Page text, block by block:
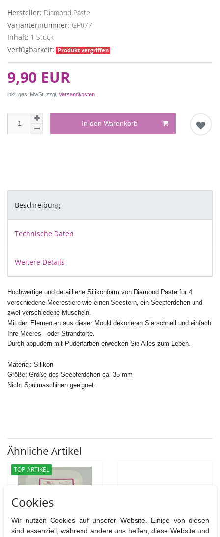
Hersteller: Diamond Paste
Variantennummer: GP077
Inhalt: 1 Stück
Verfügbarkeit:
Produkt vergriffen
9,90 EUR
inkl. ges. MwSt. zzgl. Versandkosten
In den Warenkorb
Beschreibung
Technische Daten
Weitere Details
Hochwertige und detaillierte Silikonform von Diamond Paste für 4
verschiedene Meerestiere wie einen Seestern, ein Seepferdchen und
zwei verschiedene Muscheln.
Mit den Elementen aus dieser Mould dekorieren Sie schnell und einfach
Ihre Meeres - oder Strandtorte.
Durch abpudern mit Puderfarben erwecken Sie Alles zum Leben.
Material: Silikon
Größe: Größe des Seepferdchen ca. 35 mm
Nicht Spülmaschinen geeignet.
Ähnliche Artikel
TOP-ARTIKEL
Cookies
Wir nutzen Cookies auf unserer Website. Einige von diesen
sind essenziell, während andere uns helfen, diese Website und